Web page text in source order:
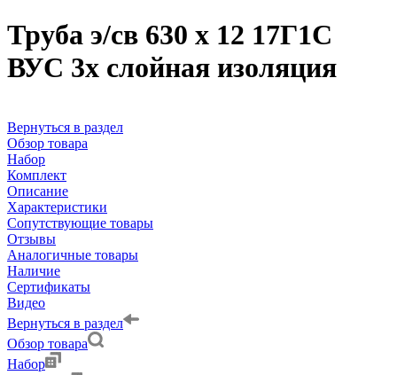
Труба э/св 630 х 12 17Г1С
ВУС 3х слойная изоляция
Вернуться в раздел
Обзор товара
Набор
Комплект
Описание
Характеристики
Сопутствующие товары
Отзывы
Аналогичные товары
Наличие
Сертификаты
Видео
Вернуться в раздел
Обзор товара
Набор